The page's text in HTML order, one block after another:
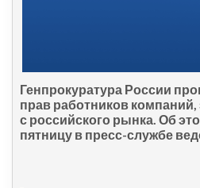
Генпрокуратура России
прав работников
с российского рынка. Об
пятницу в пресс-службе